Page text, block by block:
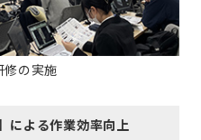
修の実施
による作業効率向上